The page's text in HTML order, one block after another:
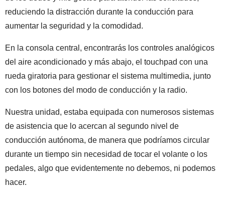
reduciendo la distracción durante la conducción para
aumentar la seguridad y la comodidad.
En la consola central, encontrarás los controles analógicos
del aire acondicionado y más abajo, el touchpad con una
rueda giratoria para gestionar el sistema multimedia, junto
con los botones del modo de conducción y la radio.
Nuestra unidad, estaba equipada con numerosos sistemas
de asistencia que lo acercan al segundo nivel de
conducción autónoma, de manera que podríamos circular
durante un tiempo sin necesidad de tocar el volante o los
pedales, algo que evidentemente no debemos, ni podemos
hacer.